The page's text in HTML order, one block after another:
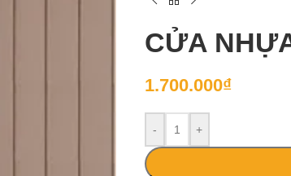
CỬA
1.700.000₫
- +